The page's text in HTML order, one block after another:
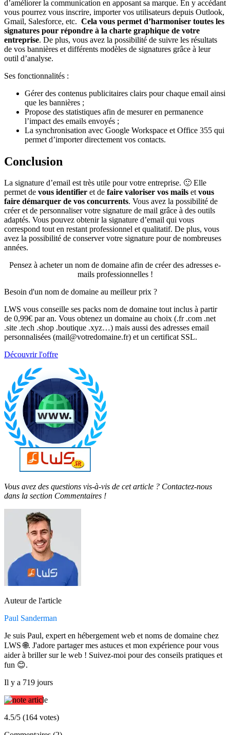
d’améliorer la communication en apposant sa marque. En y accédant
vous pourrez vous inscrire, importer vos utilisateurs depuis Outlook,
Gmail, Salesforce, etc. Cela vous permet d’harmoniser toutes les
signatures pour répondre à la charte graphique de votre
entreprise. De plus, vous avez la possibilité de suivre les résultats
de vos bannières et différents modèles de signatures grâce à leur
outil d’analyse.
Ses fonctionnalités :
Gérer des contenus publicitaires clairs pour chaque email ainsi
que les bannières ;
Propose des statistiques afin de mesurer en permanence
l’impact des emails envoyés ;
La synchronisation avec Google Workspace et Office 355 qui
permet d’importer directement vos contacts.
Conclusion
La signature d’email est très utile pour votre entreprise. 🙂 Elle
permet de vous identifier et de faire valoriser vos mails etvous
faire démarquer de vos concurrents. Vous avez la possibilité de
créer et de personnaliser votre signature de mail grâce à des outils
adaptés. Vous pouvez obtenir la signature d’email qui vous
correspond tout en restant professionnel et qualitatif. De plus, vous
avez la possibilité de conserver votre signature pour de nombreuses
années.
Pensez à acheter un nom de domaine afin de créer des adresses e-
mails professionnelles !
Besoin d'un nom de domaine au meilleur prix ?
LWS vous conseille ses packs nom de domaine tout inclus à partir
de 0,99€ par an. Vous obtenez un domaine au choix (.fr .com .net
.site .tech .shop .boutique .xyz…) mais aussi des adresses email
personnalisées (mail@votredomaine.fr) et un certificat SSL.
Découvrir l'offre
Vous avez des questions vis-à-vis de cet article ? Contactez-nous
dans la section Commentaires !
Auteur de l'article
Paul Sanderman
Je suis Paul, expert en hébergement web et noms de domaine chez
LWS 🌐. J'adore partager mes astuces et mon expérience pour vous
aider à briller sur le web ! Suivez-moi pour des conseils pratiques et
fun 😊.
Il y a 719 jours
4.5/5 (164 votes)